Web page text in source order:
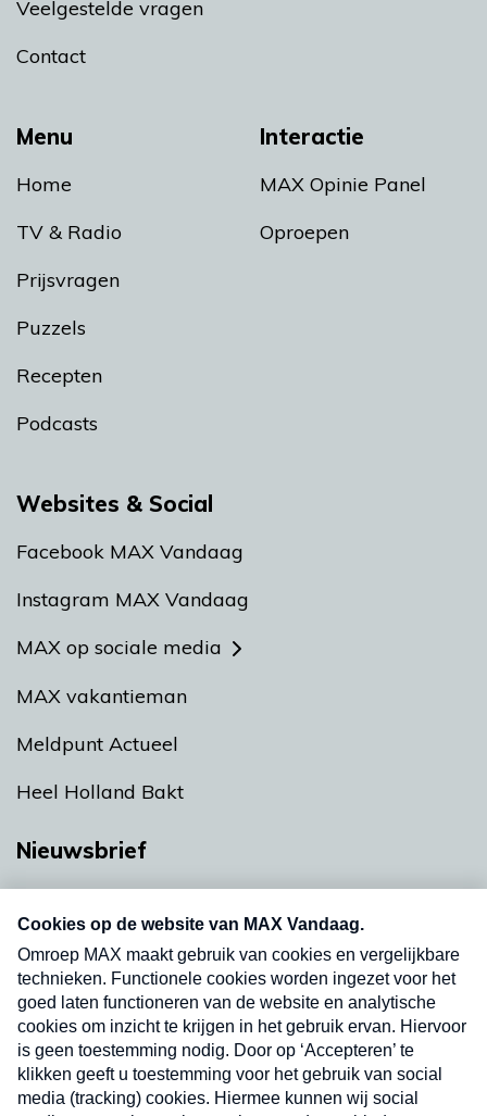
Menu
Home
TV & Radio
Prijsvragen
Puzzels
Recepten
Podcasts
Interactie
MAX Opinie Panel
Oproepen
Veelgestelde vragen
Contact
Websites & Social
Facebook MAX Vandaag
Instagram MAX Vandaag
MAX op sociale media
MAX vakantieman
Meldpunt Actueel
Heel Holland Bakt
Nieuwsbrief
nieuwsbrief. Elke vrijdag- en dinsdagochtend in
uw mailbox.
Verzend